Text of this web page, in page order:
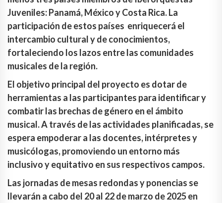
Juveniles: Panamá, México y Costa Rica. La
participación de estos países enriquecerá el
intercambio cultural y de conocimientos,
fortaleciendo los lazos entre las comunidades
musicales de la región.
El objetivo principal del proyecto es dotar de
herramientas a las participantes para identificar y
combatir las brechas de género en el ámbito
musical. A través de las actividades planificadas, se
espera empoderar a las docentes, intérpretes y
musicólogas, promoviendo un entorno más
inclusivo y equitativo en sus respectivos campos.
Las jornadas de mesas redondas y ponencias se
llevarán a cabo del 20 al 22 de marzo de 2025 en